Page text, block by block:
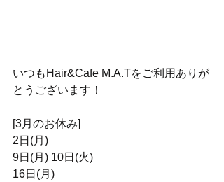
いつもHair&Cafe M.A.Tをご利用ありが
とうございます！
[3月のお休み]
2日(月)
9日(月) 10日(火)
16日(月)